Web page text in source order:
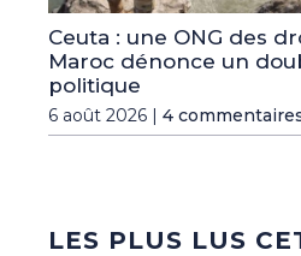
Ceuta : une ONG des
Maroc dénonce un
politique
6 août 2026 | 4
LES PLUS LUS